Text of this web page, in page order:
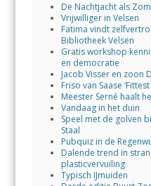
De Nachtjacht als
Vrijwilliger in Velsen
Fatima vindt
Bibliotheek Velsen
Gratis workshop
en democratie
Jacob Visser en zoon
Friso van Saase
Meester Serné haalt
Vandaag in het duin
Speel met de golven
Staal
Pubquiz in de
Dalende trend in
plasticvervuiling
Typisch IJmuiden